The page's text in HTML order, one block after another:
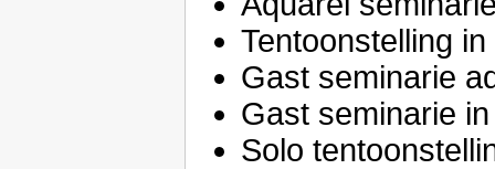
Tentoonstelling in
Gast seminarie
Gast seminarie
Solo